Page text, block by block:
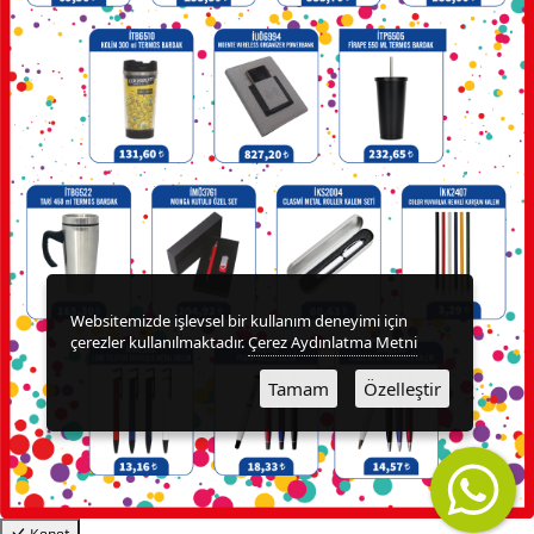
ÜRÜNLERİ
TELEFON
STANDI
TUTUCU
TERMOSLAR
USB
BELLEKLER
YELPAZE
Websitemizde işlevsel bir kullanım deneyimi için
çerezler kullanılmaktadır.Çerez Aydınlatma Metni
Tamam Özelleştir